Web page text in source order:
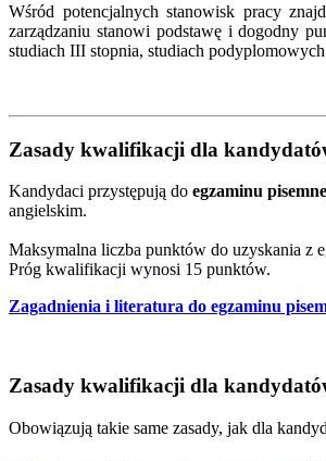
Wśród potencjalnych stanowisk pracy
zarządzaniu stanowi podstawę i dogodny
studiach III stopnia, studiach
Zasady kwalifikacji dla
Kandydaci przystępują do egzaminu
angielskim.
Maksymalna liczba punktów do uzyskania z
Próg kwalifikacji wynosi 15 punktów.
Zagadnienia i literatura do egzaminu
Zasady kwalifikacji dla
Obowiązują takie same zasady, jak dla